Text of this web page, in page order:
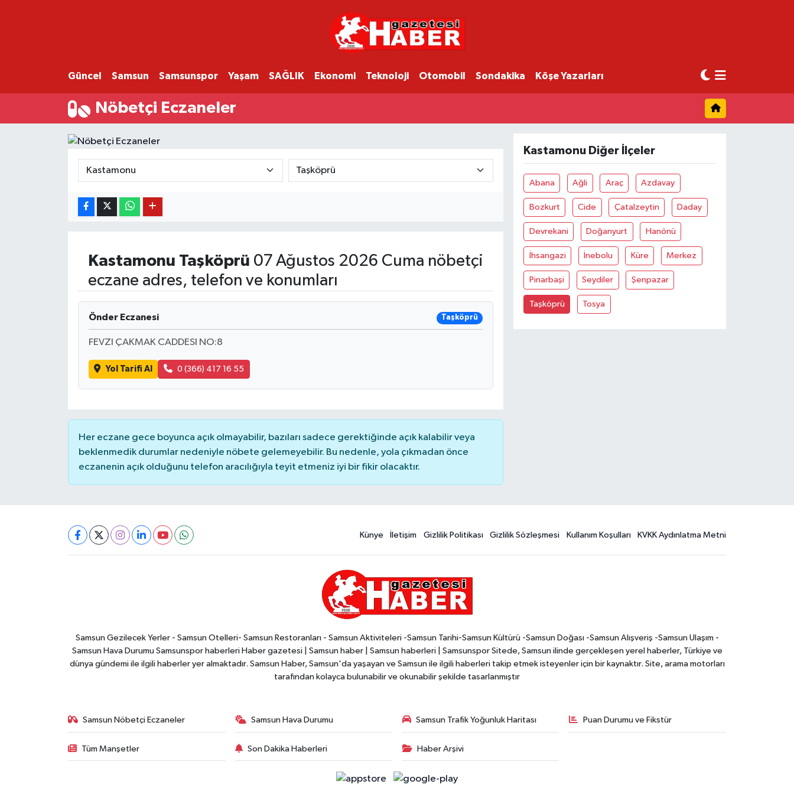
Güncel Samsun Samsunspor Yaşam SAĞLIK Ekonomi Teknoloji Otomobil Sondakika Köşe Yazarları
Nöbetçi Eczaneler
Kastamonu Taşköprü 07 Ağustos 2026 Cuma nöbetçi
eczane adres, telefon ve konumları
Önder Eczanesi Taşköprü
FEVZI ÇAKMAK CADDESI NO:8
Yol Tarifi Al 0 (366) 417 16 55
Her eczane gece boyunca açık olmayabilir, bazıları sadece gerektiğinde açık kalabilir veya
beklenmedik durumlar nedeniyle nöbete gelemeyebilir. Bu nedenle, yola çıkmadan önce
eczanenin açık olduğunu telefon aracılığıyla teyit etmeniz iyi bir fikir olacaktır.
Kastamonu Diğer İlçeler
Abana Ağli Araç Azdavay
Bozkurt Cide Çatalzeytin Daday
Devrekani Doğanyurt Hanönü
İhsangazi İnebolu Küre Merkez
Pinarbaşi Seydiler Şenpazar
Taşköprü Tosya
Künye İletişim Gizlilik Politikası Gizlilik Sözleşmesi Kullanım Koşulları KVKK Aydınlatma Metni
Samsun Gezilecek Yerler - Samsun Otelleri- Samsun Restoranları - Samsun Aktiviteleri -Samsun Tarihi-Samsun Kültürü -Samsun Doğası -Samsun Alışveriş -Samsun Ulaşım -
Samsun Hava Durumu Samsunspor haberleri Haber gazetesi | Samsun haber | Samsun haberleri | Samsunspor Sitede, Samsun ilinde gerçekleşen yerel haberler, Türkiye ve
dünya gündemi ile ilgili haberler yer almaktadır. Samsun Haber, Samsun'da yaşayan ve Samsun ile ilgili haberleri takip etmek isteyenler için bir kaynaktır. Site, arama motorları
tarafından kolayca bulunabilir ve okunabilir şekilde tasarlanmıştır
Samsun Nöbetçi Eczaneler Samsun Hava Durumu Samsun Trafik Yoğunluk Haritası Puan Durumu ve Fikstür
Tüm Manşetler Son Dakika Haberleri Haber Arşivi
SAMSUN
SAMSUNSPOR
EKONOMİ